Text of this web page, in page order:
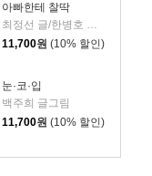
아빠한테 찰딱
최정선 글/한병호 그림
11,700원 (10% 할인)
눈·코·입
백주희 글그림
11,700원 (10% 할인)